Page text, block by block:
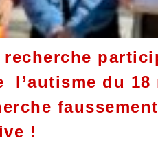
l’autisme du 18
faussement
!